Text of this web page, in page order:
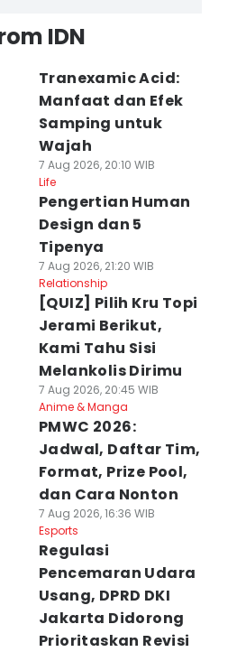
IDN
Tranexamic Acid:
Manfaat dan Efek
Samping untuk
Wajah
7 Aug 2026, 20:10 WIB
Life
Pengertian Human
Design dan 5
Tipenya
7 Aug 2026, 21:20 WIB
Relationship
[QUIZ] Pilih Kru Topi
Jerami Berikut,
Kami Tahu Sisi
Melankolis Dirimu
7 Aug 2026, 20:45 WIB
Anime & Manga
PMWC 2026:
Jadwal, Daftar Tim,
Format, Prize Pool,
dan Cara Nonton
7 Aug 2026, 16:36 WIB
Esports
Regulasi
Pencemaran Udara
Usang, DPRD DKI
Jakarta Didorong
Prioritaskan Revisi